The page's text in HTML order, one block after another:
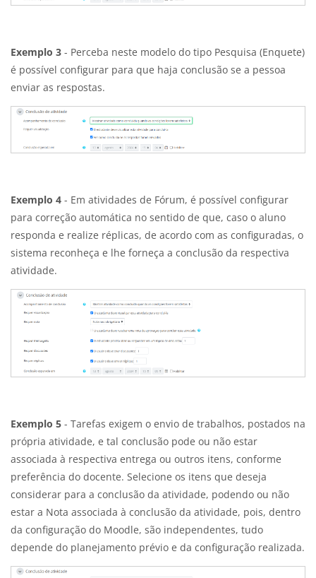
Exemplo 3 - Perceba neste modelo do tipo Pesquisa (Enquete)
é possível configurar para que haja conclusão se a pessoa
enviar as respostas.
Exemplo 4 - Em atividades de Fórum, é possível configurar
para correção automática no sentido de que, caso o aluno
responda e realize réplicas, de acordo com as configuradas, o
sistema reconheça e lhe forneça a conclusão da respectiva
atividade.
Exemplo 5 - Tarefas exigem o envio de trabalhos, postados na
própria atividade, e tal conclusão pode ou não estar
associada à respectiva entrega ou outros itens, conforme
preferência do docente. Selecione os itens que deseja
considerar para a conclusão da atividade, podendo ou não
estar a Nota associada à conclusão da atividade, pois, dentro
da configuração do Moodle, são independentes, tudo
depende do planejamento prévio e da configuração realizada.